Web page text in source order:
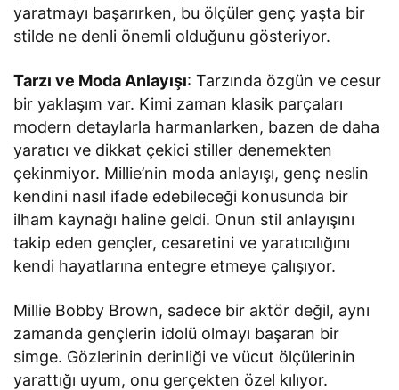
yaratmayı başarırken, bu ölçüler genç yaşta bir
stilde ne denli önemli olduğunu gösteriyor.
Tarzı ve Moda Anlayışı: Tarzında özgün ve cesur
bir yaklaşım var. Kimi zaman klasik parçaları
modern detaylarla harmanlarken, bazen de daha
yaratıcı ve dikkat çekici stiller denemekten
çekinmiyor. Millie’nin moda anlayışı, genç neslin
kendini nasıl ifade edebileceği konusunda bir
ilham kaynağı haline geldi. Onun stil anlayışını
takip eden gençler, cesaretini ve yaratıcılığını
kendi hayatlarına entegre etmeye çalışıyor.
Millie Bobby Brown, sadece bir aktör değil, aynı
zamanda gençlerin idolü olmayı başaran bir
simge. Gözlerinin derinliği ve vücut ölçülerinin
yarattığı uyum, onu gerçekten özel kılıyor.